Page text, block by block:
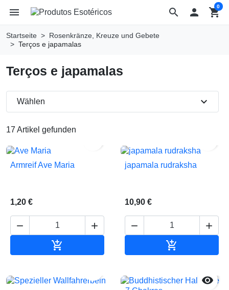
search
menu  shopping_cart
0
Startseite
Rosenkränze, Kreuze und Gebete
Terços e japamalas
Terços e japamalas
17 Artikel gefunden
Wählen expand_more
Armreif Ave Maria
1,20 €
 

japamala rudraksha
10,90 €
 

